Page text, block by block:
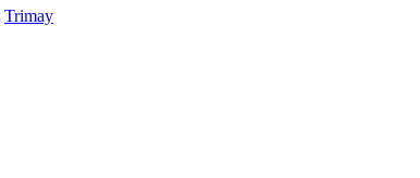
Trimay